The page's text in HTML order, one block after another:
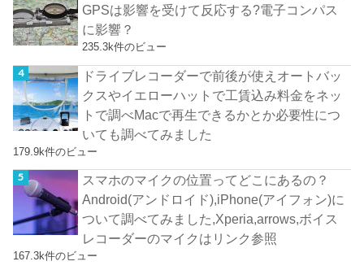
GPSは影響を受けて反応する?電子コンパス
に影響？
235.3k件のビュー
ドライブレコーダーで前後が使えオートバッ
クスやイエローハットで工賃込み料金をネッ
トで調べMacで再生できるかとか必要性につ
いても調べてみました
179.9k件のビュー
スマホのマイクの位置ってどこにあるの？
Android(アンドロイド),iPhone(アイフォン)に
ついて調べてみました,Xperia,arrows,ボイス
レコーダーのマイクはリンク参照
167.3k件のビュー